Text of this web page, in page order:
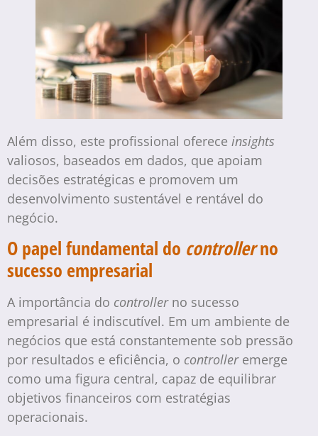
Além disso, este profissional oferece insights
valiosos, baseados em dados, que apoiam
decisões estratégicas e promovem um
desenvolvimento sustentável e rentável do
negócio.
O papel fundamental do controllerno
sucesso empresarial
A importância do controllerno sucesso
empresarial é indiscutível. Em um ambiente de
negócios que está constantemente sob pressão
por resultados e eficiência, o controlleremerge
como uma figura central, capaz de equilibrar
objetivos financeiros com estratégias
operacionais.